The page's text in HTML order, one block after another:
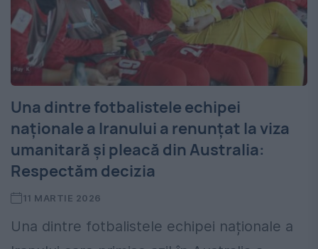
Una dintre fotbalistele echipei
naționale a Iranului a renunțat la viza
umanitară și pleacă din Australia:
Respectăm decizia
11 MARTIE 2026
Una dintre fotbalistele echipei naționale a